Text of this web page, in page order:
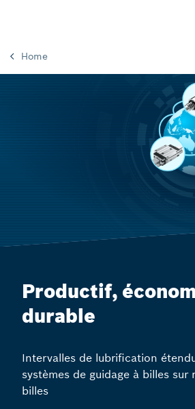
Home
Productif,
durable
Intervalles de lubrification
systèmes de guidage à billes sur
billes